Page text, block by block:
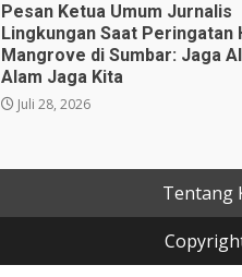
Pesan Ketua Umum Jurnalis
Lingkungan Saat Peringatan
Mangrove di Sumbar: Jaga
Alam Jaga Kita
Juli 28, 2026
Tentang